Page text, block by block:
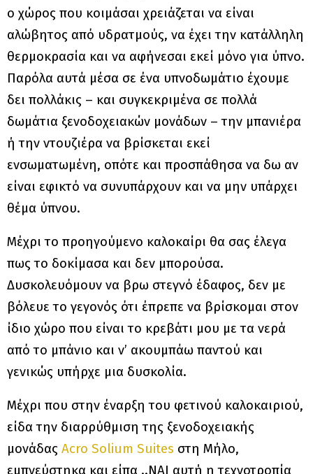
ο χώρος που κοιμάσαι χρειάζεται να είναι
αλώβητος από υδρατμούς, να έχει την κατάλληλη
θερμοκρασία και να αφήνεσαι εκεί μόνο για ύπνο.
Παρόλα αυτά μέσα σε ένα υπνοδωμάτιο έχουμε
δει πολλάκις – και συγκεκριμένα σε πολλά
δωμάτια ξενοδοχειακών μονάδων – την μπανιέρα
ή την ντουζιέρα να βρίσκεται εκεί
ενσωματωμένη, οπότε και προσπάθησα να δω αν
είναι εφικτό να συνυπάρχουν και να μην υπάρχει
θέμα ύπνου.
Μέχρι το προηγούμενο καλοκαίρι θα σας έλεγα
πως το δοκίμασα και δεν μπορούσα.
Δυσκολευόμουν να βρω στεγνό έδαφος, δεν με
βόλευε το γεγονός ότι έπρεπε να βρίσκομαι στον
ίδιο χώρο που είναι το κρεβάτι μου με τα νερά
από το μπάνιο και ν’ ακουμπάω παντού και
γενικώς υπήρχε μια δυσκολία.
Μέχρι που στην έναρξη του φετινού καλοκαιριού,
είδα την διαρρύθμιση της ξενοδοχειακής
μονάδας Acro Solium Suites στη Μήλο,
εμπνεύστηκα και είπα ..ΝΑΙ αυτή η τεχνοτροπία